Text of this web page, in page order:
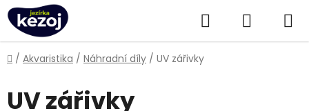
Přejít
na
obsah
Hledat
KOŠÍK
Domů
/ Akvaristika / Náhradní díly / UV zářivky
UV zářivky